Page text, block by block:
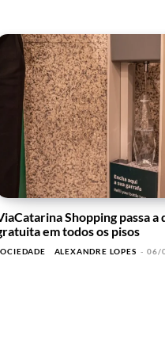
Shopping passa
em todos os pisos
ALEXANDRE LOPES - 06/